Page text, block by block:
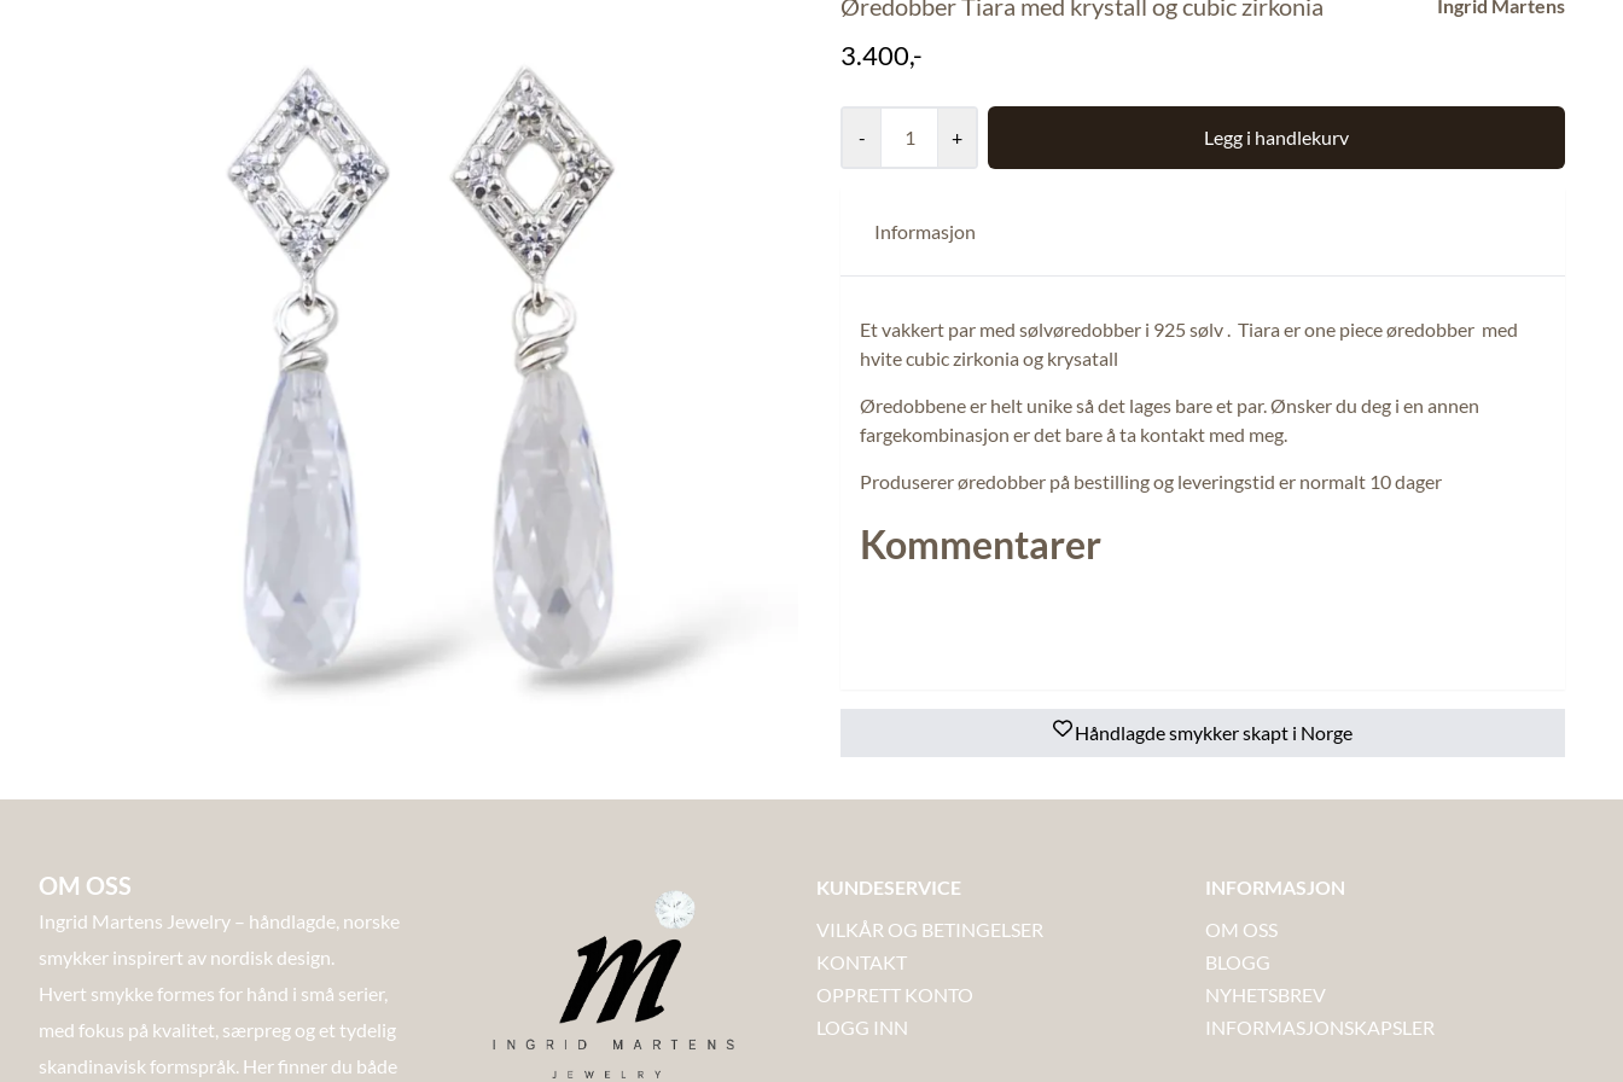
Ingrid Martens
3.400,-
- + Legg i handlekurv
Informasjon
Et vakkert par med sølvøredobber i 925 sølv . Tiara er one piece øredobber med
hvite cubic zirkonia og krysatall
Øredobbene er helt unike så det lages bare et par. Ønsker du deg i en annen
fargekombinasjon er det bare å ta kontakt med meg.
Produserer øredobber på bestilling og leveringstid er normalt 10 dager
Kommentarer
Håndlagde smykker skapt i Norge
OM OSS
Ingrid Martens Jewelry – håndlagde, norske
smykker inspirert av nordisk design.
Hvert smykke formes for hånd i små serier,
med fokus på kvalitet, særpreg og et tydelig
skandinavisk formspråk. Her finner du både
KUNDESERVICE
VILKÅR OG BETINGELSER
KONTAKT
OPPRETT KONTO
LOGG INN
INFORMASJON
OM OSS
BLOGG
NYHETSBREV
INFORMASJONSKAPSLER